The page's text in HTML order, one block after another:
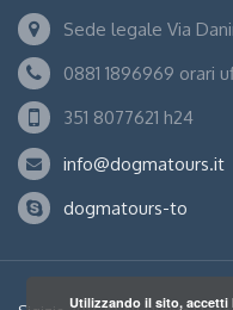
Sede legale Via
0881 1896969 orari
351 8077621 h24
info@dogmatours.it
dogmatours-to
Utilizzando il sito,